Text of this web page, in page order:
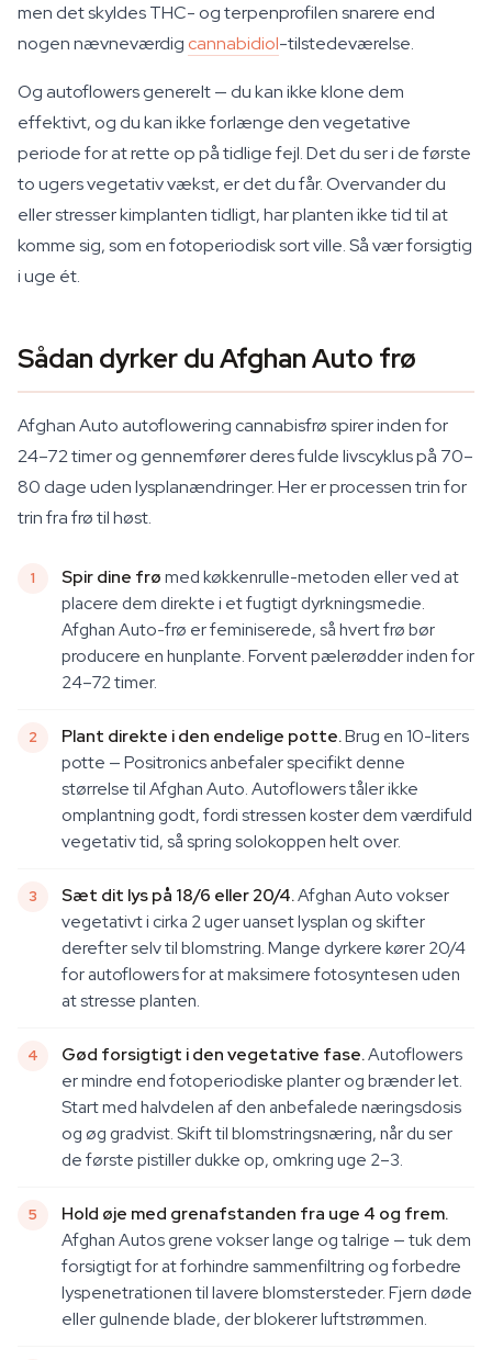
men det skyldes THC- og terpenprofilen snarere end
nogen nævneværdig cannabidiol-tilstedeværelse.
Og autoflowers generelt — du kan ikke klone dem
effektivt, og du kan ikke forlænge den vegetative
periode for at rette op på tidlige fejl. Det du ser i de første
to ugers vegetativ vækst, er det du får. Overvander du
eller stresser kimplanten tidligt, har planten ikke tid til at
komme sig, som en fotoperiodisk sort ville. Så vær forsigtig
i uge ét.
Sådan dyrker du Afghan Auto frø
Afghan Auto autoflowering cannabisfrø spirer inden for
24–72 timer og gennemfører deres fulde livscyklus på 70–
80 dage uden lysplanændringer. Her er processen trin for
trin fra frø til høst.
Spir dine frømed køkkenrulle-metoden eller ved at
placere dem direkte i et fugtigt dyrkningsmedie.
Afghan Auto-frø er feminiserede, så hvert frø bør
producere en hunplante. Forvent pælerødder inden for
24–72 timer.
Plant direkte i den endelige potte.Brug en 10-liters
potte — Positronics anbefaler specifikt denne
størrelse til Afghan Auto. Autoflowers tåler ikke
omplantning godt, fordi stressen koster dem værdifuld
vegetativ tid, så spring solokoppen helt over.
Sæt dit lys på 18/6 eller 20/4.Afghan Auto vokser
vegetativt i cirka 2 uger uanset lysplan og skifter
derefter selv til blomstring. Mange dyrkere kører 20/4
for autoflowers for at maksimere fotosyntesen uden
at stresse planten.
Gød forsigtigt i den vegetative fase.Autoflowers
er mindre end fotoperiodiske planter og brænder let.
Start med halvdelen af den anbefalede næringsdosis
og øg gradvist. Skift til blomstringsnæring, når du ser
de første pistiller dukke op, omkring uge 2–3.
Hold øje med grenafstanden fra uge 4 og frem.
Afghan Autos grene vokser lange og talrige — tuk dem
forsigtigt for at forhindre sammenfiltring og forbedre
lyspenetrationen til lavere blomstersteder. Fjern døde
eller gulnende blade, der blokerer luftstrømmen.